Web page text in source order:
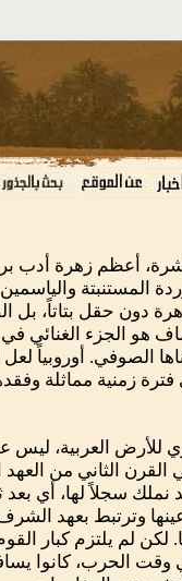
أعظم زهرة أدب
المستنبتة
دون حقل بتاتاً، بل
هو الجزء الغنائي
الصوفي. أوروبياً
زمنية مماثلة
للأرض العربية، ليس
القرن الثاني من
سجلاً لها، أي بعد
وترتبط بعهد
لكن لم يلتزم كبار
وقت الحرب، كانوا